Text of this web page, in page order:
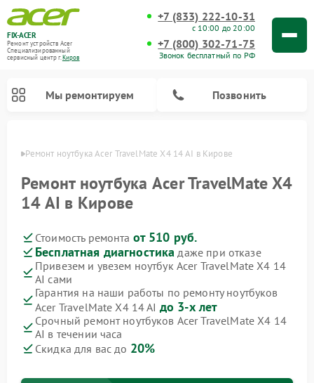
FIX-ACER
Ремонт устройств Acer
Специализированный
cервисный центр г.Киров
+7 (833) 222-10-31
с 10:00 до 20:00
+7 (800) 302-71-75
Звонок бесплатный по РФ
Мы ремонтируем Позвонить
Ремонт ноутбука Acer TravelMate X4 14 AI в Кирове
Ремонт ноутбука Acer TravelMate X4
14 AI в Кирове
Стоимость ремонта от 510 руб.
Бесплатная диагностика даже при отказе
Привезем и увезем ноутбук Acer TravelMate X4 14
AI сами
Гарантия на наши работы по ремонту ноутбуков
Acer TravelMate X4 14 AI до 3-х лет
Срочный ремонт ноутбуков Acer TravelMate X4 14
AI в течении часа
Скидка для вас до 20%